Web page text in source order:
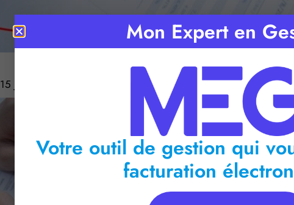
15 juin 2016 Temps de lecture : < 1 minute
Mon Expert en
Votre outil de gestion qui
facturation